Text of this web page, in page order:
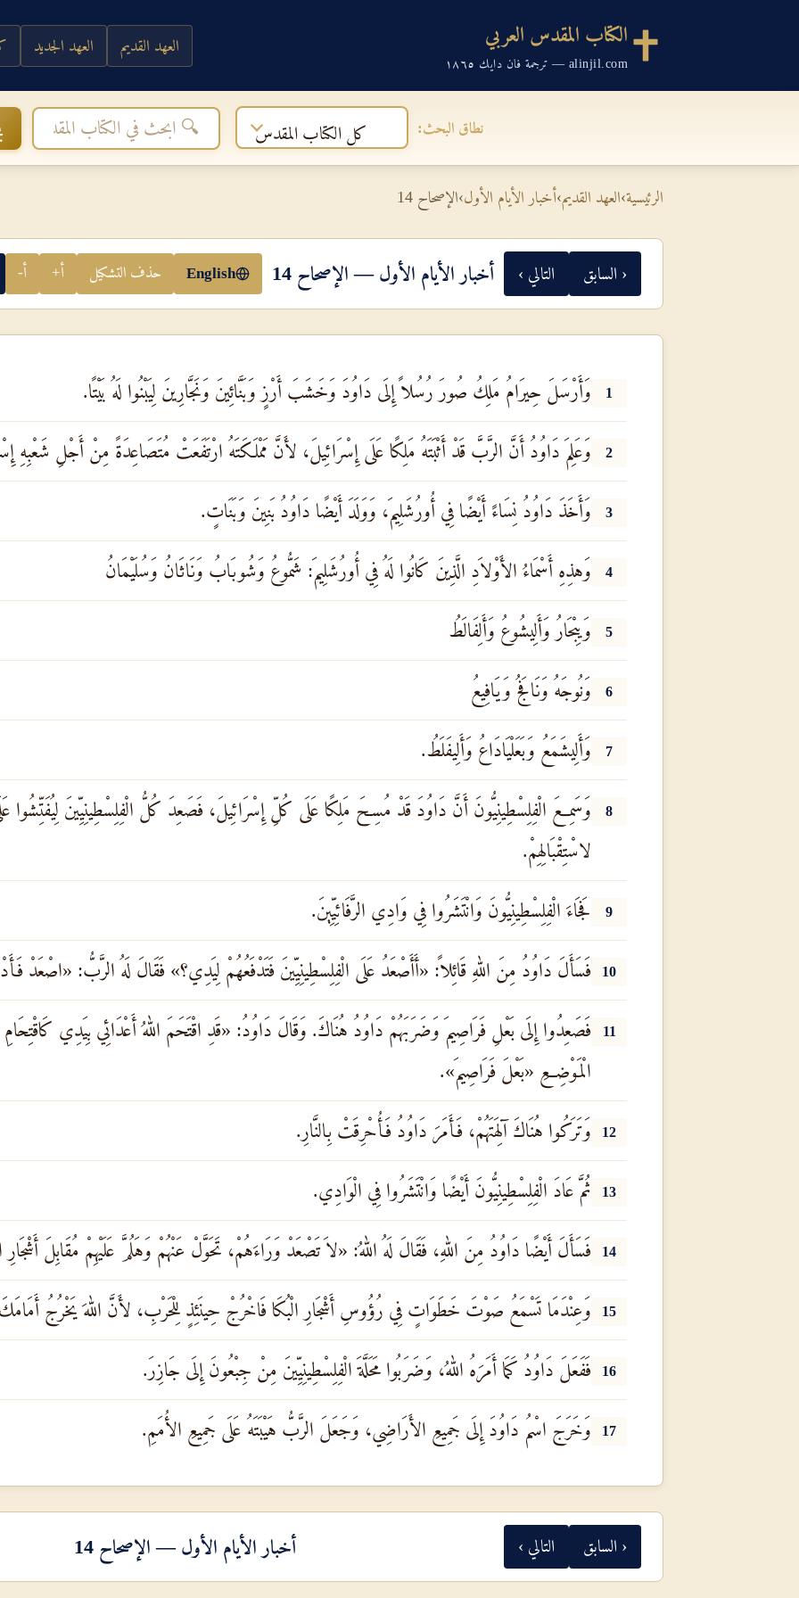
الكتاب المقدس العربي
alinjil.com — ترجمة فان دايك ١٨٦٥
العهد القديم العهد الجديد
نطاق البحث: كل الكتاب المقدس
الرئيسية›العهد القديم›أخبار الأيام الأول›الإصحاح 14
‹ السابق التالي › أخبار الأيام الأول — الإصحاح 14 English حذف التشكيل أ+ أ-
1 وَأَرْسَلَ حِيرَامُ مَلِكُ صُورَ رُسُلاً إِلَى دَاوُدَ وَخَشَبَ أَرْزٍ وَبَنَّائِينَ وَنَجَّارِينَ لِيَبْنُوا لَهُ بَيْتًا.
2 وَعَلِمَ دَاوُدُ أَنَّ الرَّبَّ قَدْ أَثْبَتَهُ مَلِكًا عَلَى إِسْرَائِيلَ، لأَنَّ مَمْلَكَتَهُ ارْتَفَعَتْ مُتَصَاعِدَةً مِنْ أَجْلِ شَعْبِهِ
3 وَأَخَذَ دَاوُدُ نِسَاءً أَيْضًا فِي أُورُشَلِيمَ، وَوَلَدَ أَيْضًا دَاوُدُ بَنِينَ وَبَنَاتٍ.
4 وَهذِهِ أَسْمَاءُ الأَوْلاَدِ الَّذِينَ كَانُوا لَهُ فِي أُورُشَلِيمَ: شَمُّوعُ وَشُوبَابُ وَنَاثَانُ وَسُلَيْمَانُ
5 وَيِبْحَارُ وَأَلِيشُوعُ وَأَلِفَالَطُ
6 وَنُوجَهُ وَنَافَجُ وَيَافِيعُ
7 وَأَلِيشَمَعُ وَبَعَلْيَادَاعُ وَأَلِيفَلَطُ.
8
وَسَمِعَ الْفِلِسْطِينِيُّونَ أَنَّ دَاوُدَ قَدْ مُسِحَ مَلِكًا عَلَى كُلِّ إِسْرَائِيلَ، فَصَعِدَ كُلُّ الْفِلِسْطِينِيِّينَ لِيُفَتِّشُوا
لاسْتِقْبَالِهِمْ.
9 فَجَاءَ الْفِلِسْطِينِيُّونَ وَانْتَشَرُوا فِي وَادِي الرَّفَائِيِّينَ.
10 فَسَأَلَ دَاوُدُ مِنَ اللهِ قَائِلاً: «أَأَصْعَدُ عَلَى الْفِلِسْطِينِيِّينَ فَتَدْفَعُهُمْ لِيَدِي؟» فَقَالَ لَهُ الرَّبُّ: «اصْعَدْ
11
فَصَعِدُوا إِلَى بَعْلِ فَرَاصِيمَ وَضَرَبَهُمْ دَاوُدُ هُنَاكَ. وَقَالَ دَاوُدُ: «قَدِ اقْتَحَمَ اللهُ أَعْدَائِي بِيَدِي
الْمَوْضِعِ «بَعْلَ فَرَاصِيمَ».
12 وَتَرَكُوا هُنَاكَ آلِهَتَهُمْ، فَأَمَرَ دَاوُدُ فَأُحْرِقَتْ بِالنَّارِ.
13 ثُمَّ عَادَ الْفِلِسْطِينِيُّونَ أَيْضًا وَانْتَشَرُوا فِي الْوَادِي.
14 فَسَأَلَ أَيْضًا دَاوُدُ مِنَ اللهِ، فَقَالَ لَهُ اللهُ: «لاَ تَصْعَدْ وَرَاءَهُمْ، تَحَوَّلْ عَنْهُمْ وَهَلُمَّ عَلَيْهِمْ مُقَابِلَ أَشْجَارِ
15 وَعِنْدَمَا تَسْمَعُ صَوْتَ خَطَوَاتٍ فِي رُؤُوسِ أَشْجَارِ الْبُكَا فَاخْرُجْ حِينَئِذٍ لِلْحَرْبِ، لأَنَّ اللهَ يَخْرُجُ أَمَامَكَ
16 فَفَعَلَ دَاوُدُ كَمَا أَمَرَهُ اللهُ، وَضَرَبُوا مَحَلَّةَ الْفِلِسْطِينِيِّينَ مِنْ جِبْعُونَ إِلَى جَازِرَ.
17 وَخَرَجَ اسْمُ دَاوُدَ إِلَى جَمِيعِ الأَرَاضِي، وَجَعَلَ الرَّبُّ هَيْبَتَهُ عَلَى جَمِيعِ الأُمَمِ.
‹ السابق التالي › أخبار الأيام الأول — الإصحاح 14